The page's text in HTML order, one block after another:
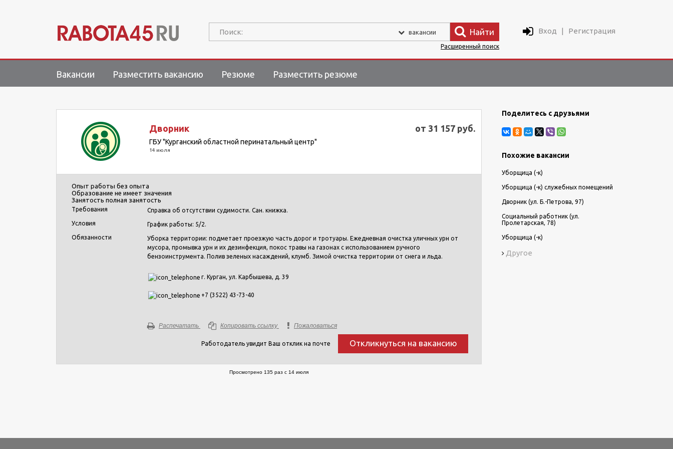
Поиск: вакансии Найти Вход | Регистрация
Расширенный поиск
Вакансии Разместить вакансию Резюме Разместить резюме
Дворник от 31 157 руб.
ГБУ "Курганский областной перинатальный центр"
14 июля
Опыт работы без опыта
Образование не имеет значения
Занятость полная занятость
Требования
Справка об отсутствии судимости. Сан. книжка.
Условия
График работы: 5/2.
Обязанности
Уборка территории: подметает проезжую часть дорог и тротуары. Ежедневная очистка уличных урн от
мусора, промывка урн и их дезинфекция, покос травы на газонах с использованием ручного
бензоинструмента. Полив зеленых насаждений, клумб. Зимой очистка территории от снега и льда.
г. Курган, ул. Карбышева, д. 39
+7 (3522) 43-73-40
Распечатать Копировать ссылку Пожаловаться
Работодатель увидит Ваш отклик на почте Откликнуться на вакансию
Просмотрено 135 раз с 14 июля
Поделитесь с друзьями
Похожие вакансии
Уборщица (-к)
Уборщица (-к) служебных помещений
Дворник (ул. Б.-Петрова, 97)
Социальный работник (ул.
Пролетарская, 78)
Уборщица (-к)
Другое